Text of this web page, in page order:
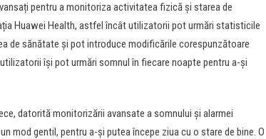
pentru a monitoriza activitatea fizică și starea de
Huawei Health, astfel încât utilizatorii pot urmări statisticile
de sănătate și pot introduce modificările corespunzătoare
își pot urmări somnul în fiecare noapte pentru a-și
datorită monitorizării avansate a somnului și alarmei
mod gentil, pentru a-și putea începe ziua cu o stare de bine. O